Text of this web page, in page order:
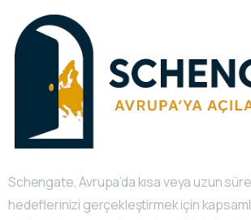
Schengate, Avrupa’da kısa veya uzun
hedeflerinizi gerçekleştirmek için kapsamlı